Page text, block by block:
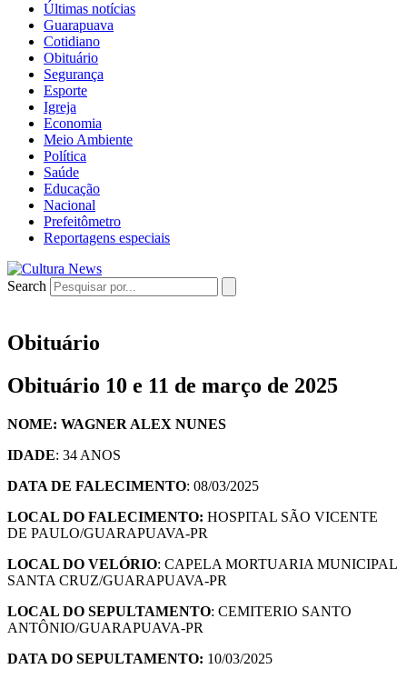
Últimas notícias
Guarapuava
Cotidiano
Obituário
Segurança
Esporte
Igreja
Economia
Meio Ambiente
Política
Saúde
Educação
Nacional
Prefeitômetro
Reportagens especiais
Search
Obituário
Obituário 10 e 11 de março de 2025
NOME: WAGNER ALEX NUNES
IDADE: 34 ANOS
DATA DE FALECIMENTO: 08/03/2025
LOCAL DO FALECIMENTO: HOSPITAL SÃO VICENTE
DE PAULO/GUARAPUAVA-PR
LOCAL DO VELÓRIO: CAPELA MORTUARIA MUNICIPAL
SANTA CRUZ/GUARAPUAVA-PR
LOCAL DO SEPULTAMENTO: CEMITERIO SANTO
ANTÔNIO/GUARAPUAVA-PR
DATA DO SEPULTAMENTO: 10/03/2025